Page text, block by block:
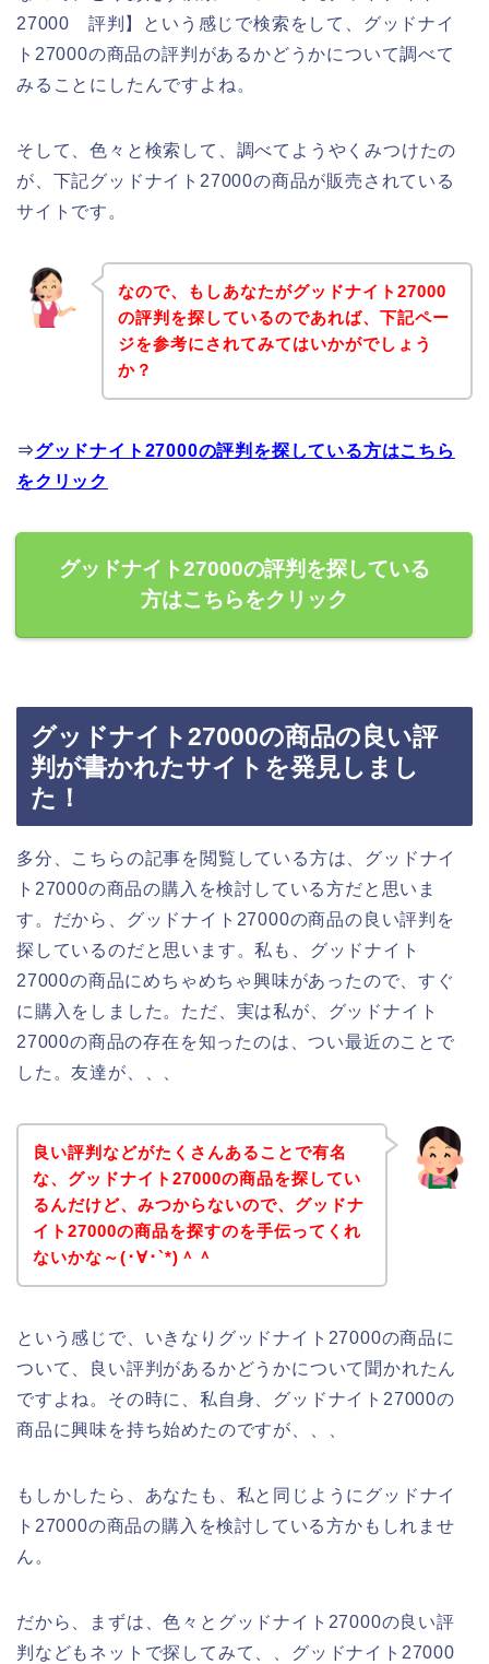
27000 評判】という感じで検索をして、グッドナイ
ト27000の商品の評判があるかどうかについて調べて
みることにしたんですよね。
そして、色々と検索して、調べてようやくみつけたの
が、下記グッドナイト27000の商品が販売されている
サイトです。
なので、もしあなたがグッドナイト27000
の評判を探しているのであれば、下記ペー
ジを参考にされてみてはいかがでしょう
か？
⇒グッドナイト27000の評判を探している方はこちら
をクリック
グッドナイト27000の評判を探している
方はこちらをクリック
グッドナイト27000の商品の良い評
判が書かれたサイトを発見しまし
た！
多分、こちらの記事を閲覧している方は、グッドナイ
ト27000の商品の購入を検討している方だと思いま
す。だから、グッドナイト27000の商品の良い評判を
探しているのだと思います。私も、グッドナイト
27000の商品にめちゃめちゃ興味があったので、すぐ
に購入をしました。ただ、実は私が、グッドナイト
27000の商品の存在を知ったのは、つい最近のことで
した。友達が、、、
良い評判などがたくさんあることで有名
な、グッドナイト27000の商品を探してい
るんだけど、みつからないので、グッドナ
イト27000の商品を探すのを手伝ってくれ
ないかな～(･∀･`*)＾＾
という感じで、いきなりグッドナイト27000の商品に
ついて、良い評判があるかどうかについて聞かれたん
ですよね。その時に、私自身、グッドナイト27000の
商品に興味を持ち始めたのですが、、、
もしかしたら、あなたも、私と同じようにグッドナイ
ト27000の商品の購入を検討している方かもしれませ
ん。
だから、まずは、色々とグッドナイト27000の良い評
判などもネットで探してみて、、グッドナイト27000